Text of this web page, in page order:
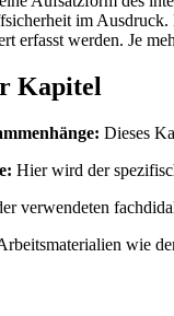
im
erfasst werden. Je
Kapitel
Dieses
Hier wird der
verwendeten
wie